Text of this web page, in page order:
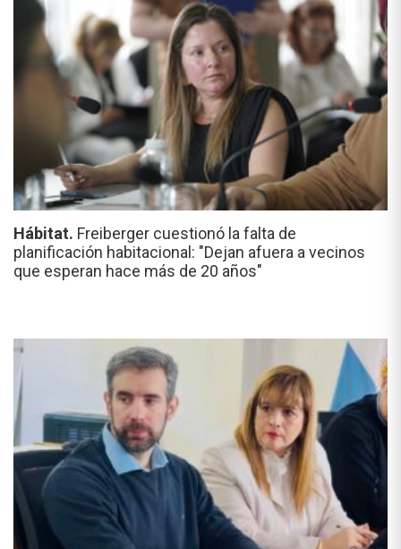
Hábitat. Freiberger cuestionó la falta de
planificación habitacional: "Dejan afuera a vecinos
que esperan hace más de 20 años"